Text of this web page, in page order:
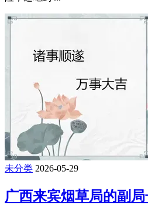
未分类 2026-05-29
广西来宾烟草局的副